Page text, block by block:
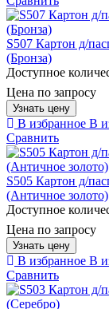
S507 Картон д/
(Бронза)
Доступное
Цена по запросу
Узнать цену
В избранное В
Сравнить
S505 Картон д/
(Античное золото)
Доступное
Цена по запросу
Узнать цену
В избранное В
Сравнить